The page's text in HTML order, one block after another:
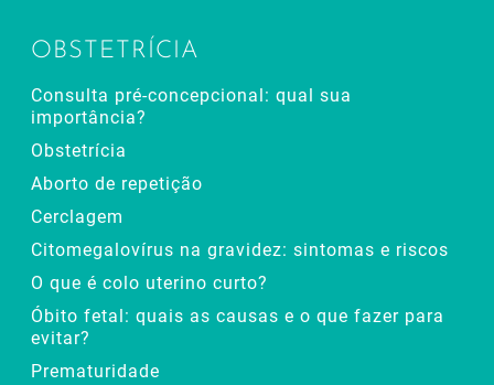
OBSTETRÍCIA
Consulta pré-concepcional: qual sua
importância?
Obstetrícia
Aborto de repetição
Cerclagem
Citomegalovírus na gravidez: sintomas e riscos
O que é colo uterino curto?
Óbito fetal: quais as causas e o que fazer para
evitar?
Prematuridade